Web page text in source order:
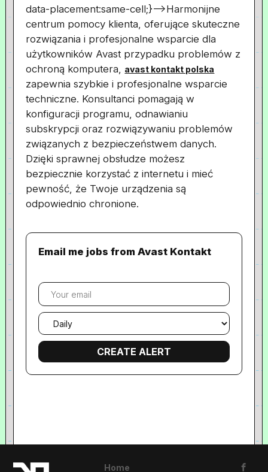
data-placement:same-cell;}-->Harmonijne
centrum pomocy klienta, oferujące skuteczne
rozwiązania i profesjonalne wsparcie dla
użytkowników Avast przypadku problemów z
ochroną komputera, avast kontakt polska
zapewnia szybkie i profesjonalne wsparcie
techniczne. Konsultanci pomagają w
konfiguracji programu, odnawianiu
subskrypcji oraz rozwiązywaniu problemów
związanych z bezpieczeństwem danych.
Dzięki sprawnej obsłudze możesz
bezpiecznie korzystać z internetu i mieć
pewność, że Twoje urządzenia są
odpowiednio chronione.
Email me jobs from Avast Kontakt
Your
email
Email
frequency
Home